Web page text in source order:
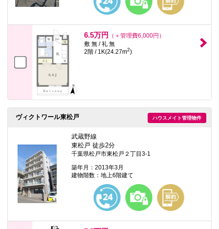
6.5万円
（＋管理費6,000円）
敷 無 / 礼 無
2階 / 1K(24.27m2)
ハウスメイト管理物件
ヴィクトワール東松戸
武蔵野線
東松戸 徒歩2分
千葉県松戸市東松戸２丁目3-1
築年月：2013年3月
建物階数：地上6階建て